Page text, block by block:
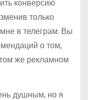
конверсию
только
в телеграм. Вы
о том,
же рекламном
душным, но я